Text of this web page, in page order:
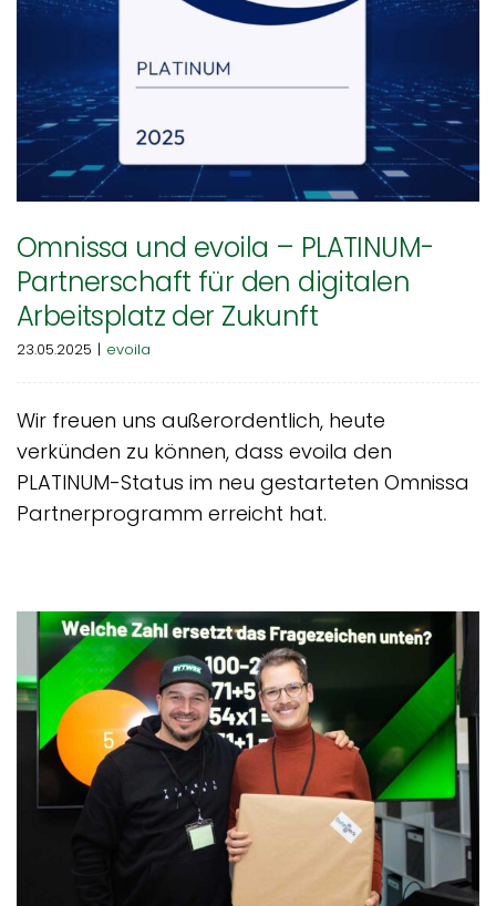
Omnissa und evoila – PLATINUM-
Partnerschaft für den digitalen
Arbeitsplatz der Zukunft
23.05.2025 | evoila
Wir freuen uns außerordentlich, heute
verkünden zu können, dass evoila den
PLATINUM-Status im neu gestarteten Omnissa
Partnerprogramm erreicht hat.